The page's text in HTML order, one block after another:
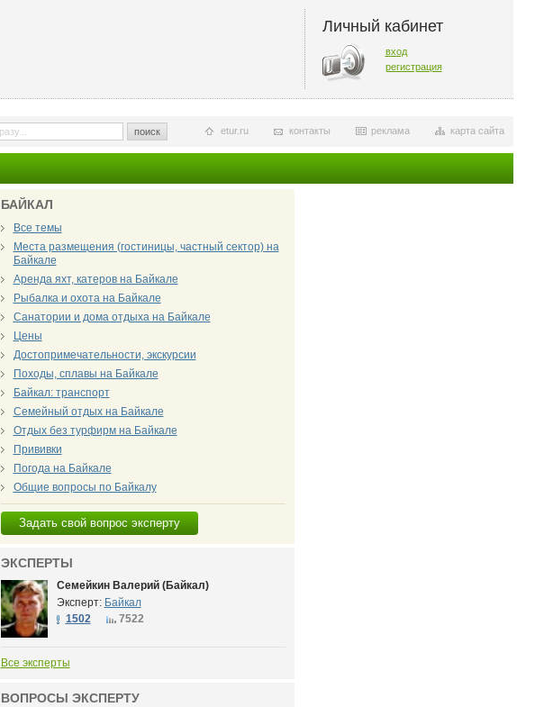
Личный кабинет
вход
регистрация
поиск карта сайта
реклама
контакты
etur.ru
БАЙКАЛ
Все темы
Места размещения (гостиницы, частный сектор) на
Байкале
Аренда яхт, катеров на Байкале
Рыбалка и охота на Байкале
Санатории и дома отдыха на Байкале
Цены
Достопримечательности, экскурсии
Походы, сплавы на Байкале
Байкал: транспорт
Семейный отдых на Байкале
Отдых без турфирм на Байкале
Прививки
Погода на Байкале
Общие вопросы по Байкалу
Задать свой вопрос эксперту
ЭКСПЕРТЫ
Семейкин Валерий (Байкал)
Эксперт: Байкал
1502
7522
Все эксперты
ВОПРОСЫ ЭКСПЕРТУ